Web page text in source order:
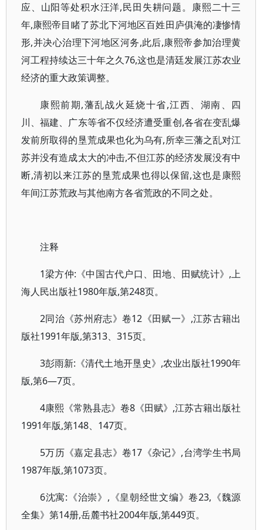
应、山阳等处积水汪洋,民田失耕问题。康熙二十三
年,康熙帝目睹了苏北下河地区百姓田庐俱淹的凄惨情
形,并决心治理下河地区河务,此后,康熙帝参加治理黄
河工程持续达三十年之久76,这也是清廷发展江苏农业
经济的重大政策调整。
康熙前期,藩乱战火延烧十省,江西、湖南、四
川、福建、广东等省不仅经济遭受重创,各省在变乱爆
发前所取得的垦荒成果也化为乌有,所幸三藩之乱对江
苏并没有造成太大的冲击,不但江苏的经济发展没有中
断,清初以来江苏的垦荒成果也得以保留,这也是康熙
年间江苏荒政与其他南方各省荒政的不同之处。
注释
1梁方仲:《中国古代户口、田地、田赋统计》,上
海人民出版社1980年版,第248页。
2同治《苏州府志》卷12《田赋一》,江苏古籍出
版社1991年版,第313、315页。
3彭雨新:《清代土地开垦史》,农业出版社1990年
版,第6—7页。
4康熙《常熟县志》卷8《田赋》,江苏古籍出版社
1991年版,第148、147页。
5万历《嘉定县志》卷17《杂记》,台湾学生书局
1987年版,第1073页。
6沈寓:《治崇》,《皇朝经世文编》卷23,《魏源
全集》第14册,岳麓书社2004年版,第449页。